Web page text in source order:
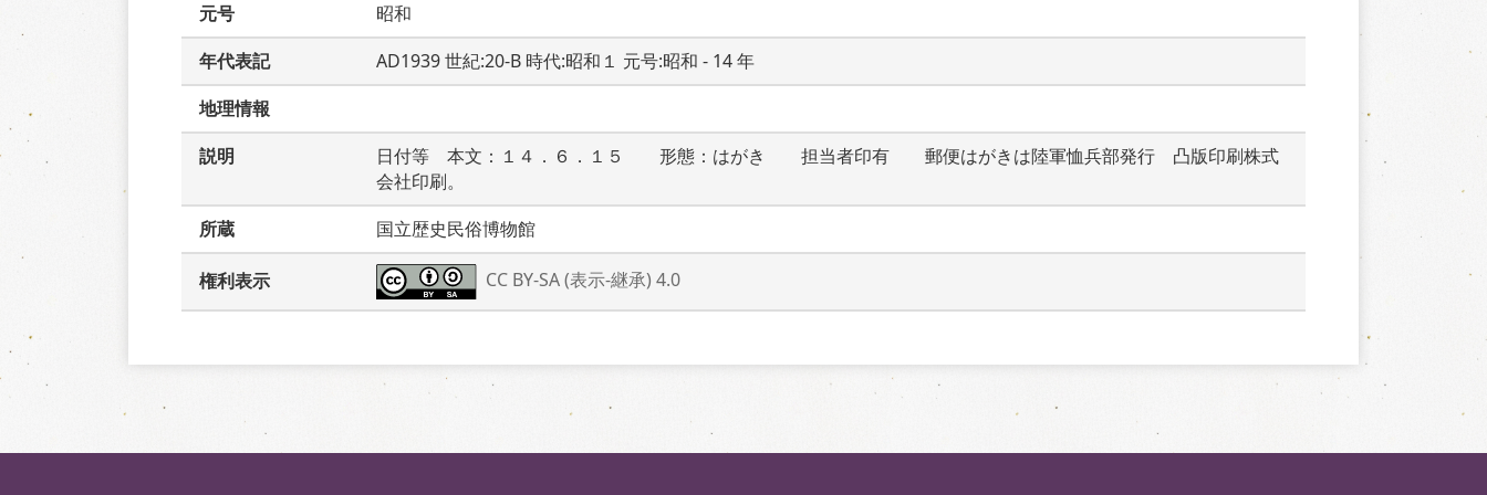
元号
昭和
年代表記
AD1939 世紀:20-B 時代:昭和１ 元号:昭和 - 14 年
地理情報
説明
日付等　本文：１４．６．１５　　形態：はがき　　担当者印有　　郵便はがきは陸軍恤兵部発行　凸版印刷株式
会社印刷。
所蔵
国立歴史民俗博物館
権利表示 CC BY-SA (表示-継承) 4.0